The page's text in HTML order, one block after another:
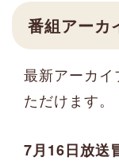
番組アーカ
最新アーカ
ただけます。
7月16日放送